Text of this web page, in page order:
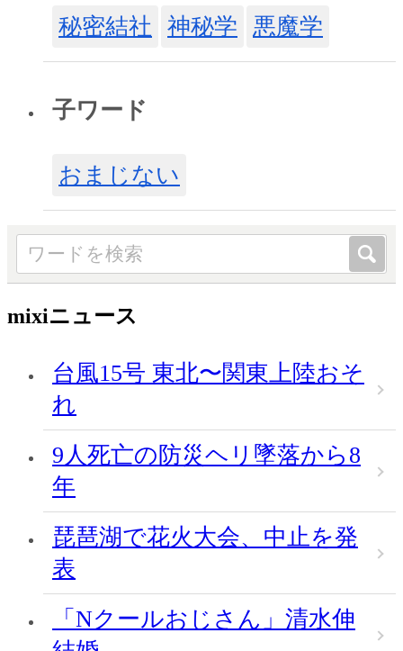
秘密結社 神秘学 悪魔学
子ワード
おまじない
mixiニュース
台風15号 東北〜関東上陸おそ
れ
9人死亡の防災ヘリ墜落から8
年
琵琶湖で花火大会、中止を発
表
「Nクールおじさん」清水伸